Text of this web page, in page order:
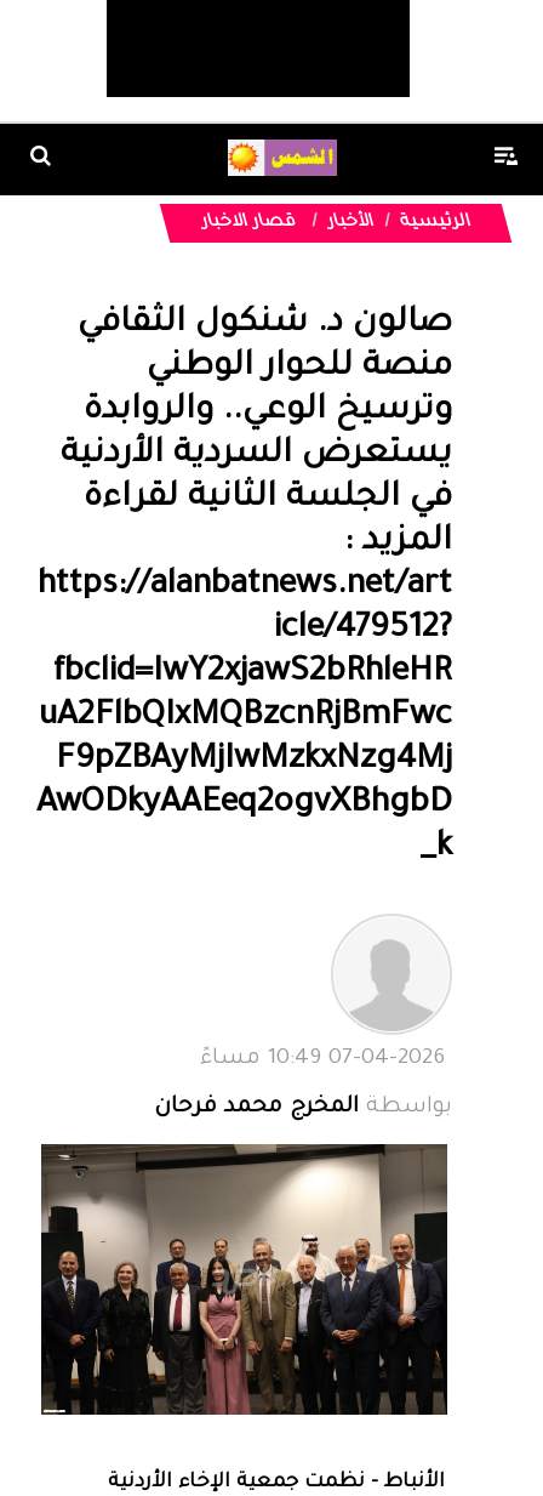
الرئيسية الأخبار قصار الاخبار
صالون د. شنكول الثقافي
منصة للحوار الوطني
وترسيخ الوعي.. والروابدة
يستعرض السردية الأردنية
في الجلسة الثانية لقراءة
المزيد :
https://alanbatnews.net/art
icle/479512?
fbclid=IwY2xjawS2bRhleHR
uA2FlbQIxMQBzcnRjBmFwc
F9pZBAyMjIwMzkxNzg4Mj
AwODkyAAEeq2ogvXBhgbD
_k
بواسطة المخرج محمد فرحان
الأنباط - نظمت جمعية الإخاء الأردنية